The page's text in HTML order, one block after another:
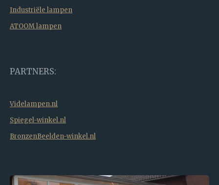
Industriële lampen
ATOOM lampen
PARTNERS:
Videlampen.nl
Spiegel-winkel.nl
BronzenBeelden-winkel.nl